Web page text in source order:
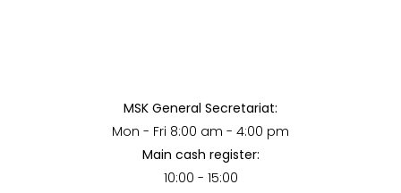
MSK General Secretariat:
Mon - Fri 8:00 am - 4:00 pm
Main cash register:
10:00 - 15:00